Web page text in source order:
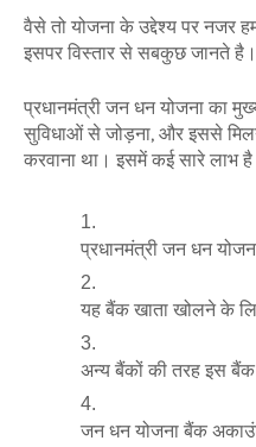
वैसे तो योजना के उद्देश्य पर नजर
इसपर विस्तार से सबकुछ जानते है।
प्रधानमंत्री जन धन योजना का
सुविधाओं से जोड़ना, और इससे
करवाना था। इसमें कई सारे लाभ
प्रधानमंत्री जन धन
यह बैंक खाता खोलने के
अन्य बैंकों की तरह इस बैंक
जन धन योजना बैंक